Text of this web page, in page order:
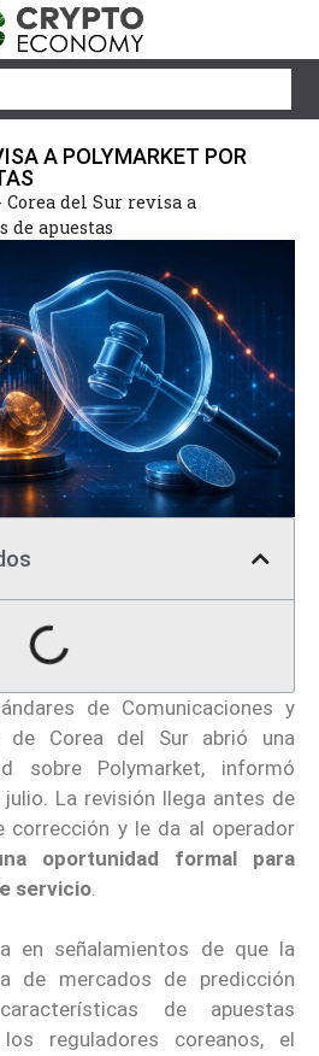
A POLYMARKET POR
Corea del Sur revisa a
de apuestas
de Comunicaciones y
de Corea del Sur abrió una
sobre Polymarket, informó
La revisión llega antes de
corrección y le da al operador
oportunidad formal para
servicio
en señalamientos de que la
de mercados de predicción
de apuestas
los reguladores coreanos, el